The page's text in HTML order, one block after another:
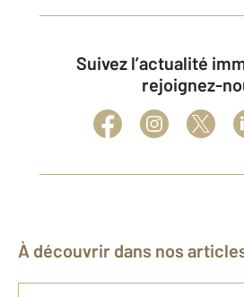
Suivez l’actualité immobilière et
rejoignez-
À découvrir dans nos